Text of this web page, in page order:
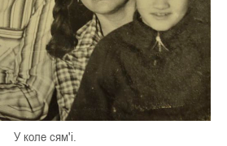
У коле сям'і.